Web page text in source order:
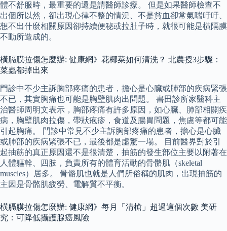
體不舒服時，最重要的還是請醫師診療。 但是如果醫師檢查不
出個所以然，卻出現心律不整的情況、不是貧血卻常氣喘吁吁、
想不出什麼相關原因卻持續便秘或拉肚子時，就很可能是橫隔膜
不動所造成的。
橫膈膜拉傷怎麼辦: 健康網》花椰菜如何清洗？ 北農授3步驟：
菜蟲都掉出來
門診中不少主訴胸部疼痛的患者，擔心是心臟或肺部的疾病緊張
不已，其實胸痛也可能是胸壁肌肉出問題。 書田診所家醫科主
治醫師周明文表示，胸部疼痛有許多原因，如心臟、肺部相關疾
病，胸壁肌肉拉傷，帶狀疱疹，食道及腸胃問題，焦慮等都可能
引起胸痛。 門診中常見不少主訴胸部疼痛的患者，擔心是心臟
或肺部的疾病緊張不已，最後都是虛驚一場。 目前醫界對於引
起抽筋的真正原因還不是很清楚，抽筋的發生部位主要以附著在
人體軀幹、四肢，負責所有的體育活動的骨骼肌（skeletal
muscles）居多。 骨骼肌也就是人們所俗稱的肌肉，出現抽筋的
主因是骨骼肌疲勞、電解質不平衡。
橫膈膜拉傷怎麼辦: 健康網》每月「清槍」超過這個次數 美研
究：可降低攝護腺癌風險